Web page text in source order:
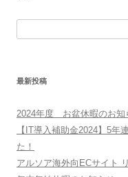
最新投稿
2024年度 お盆休暇のお知
【IT導入補助金2024】5年
た！
アルソア海外向ECサイト